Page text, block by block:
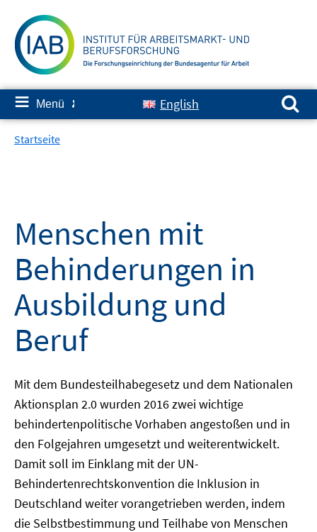
zum
Inhalt
≡ Menü ✘ English
Suchen nach:
Startseite
Menschen mit
Behinderungen in
Ausbildung und
Beruf
Mit dem Bundesteilhabegesetz und dem Nationalen
Aktionsplan 2.0 wurden 2016 zwei wichtige
behindertenpolitische Vorhaben angestoßen und in
den Folgejahren umgesetzt und weiterentwickelt.
Damit soll im Einklang mit der UN-
Behindertenrechtskonvention die Inklusion in
Deutschland weiter vorangetrieben werden, indem
die Selbstbestimmung und Teilhabe von Menschen